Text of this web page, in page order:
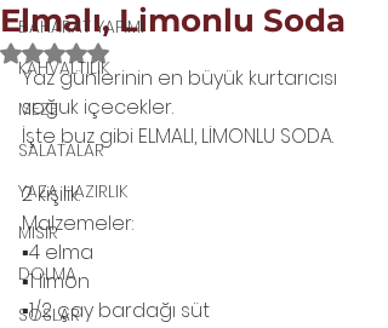
BAHARAT YAPIMI
KAHVALTILIK
MEZE
SALATALAR
YAZA HAZIRLIK
MISIR
DOLMA
SOSLAR
Elmalı, Limonlu Soda
5 üzerinden NaN yıldız
Yaz günlerinin en büyük kurtarıcısı
soğuk içecekler.
İşte buz gibi ELMALI, LİMONLU SODA.
2 kişilik.
Malzemeler:
▪️4 elma
▪️1 limon
▪️1/2 çay bardağı süt